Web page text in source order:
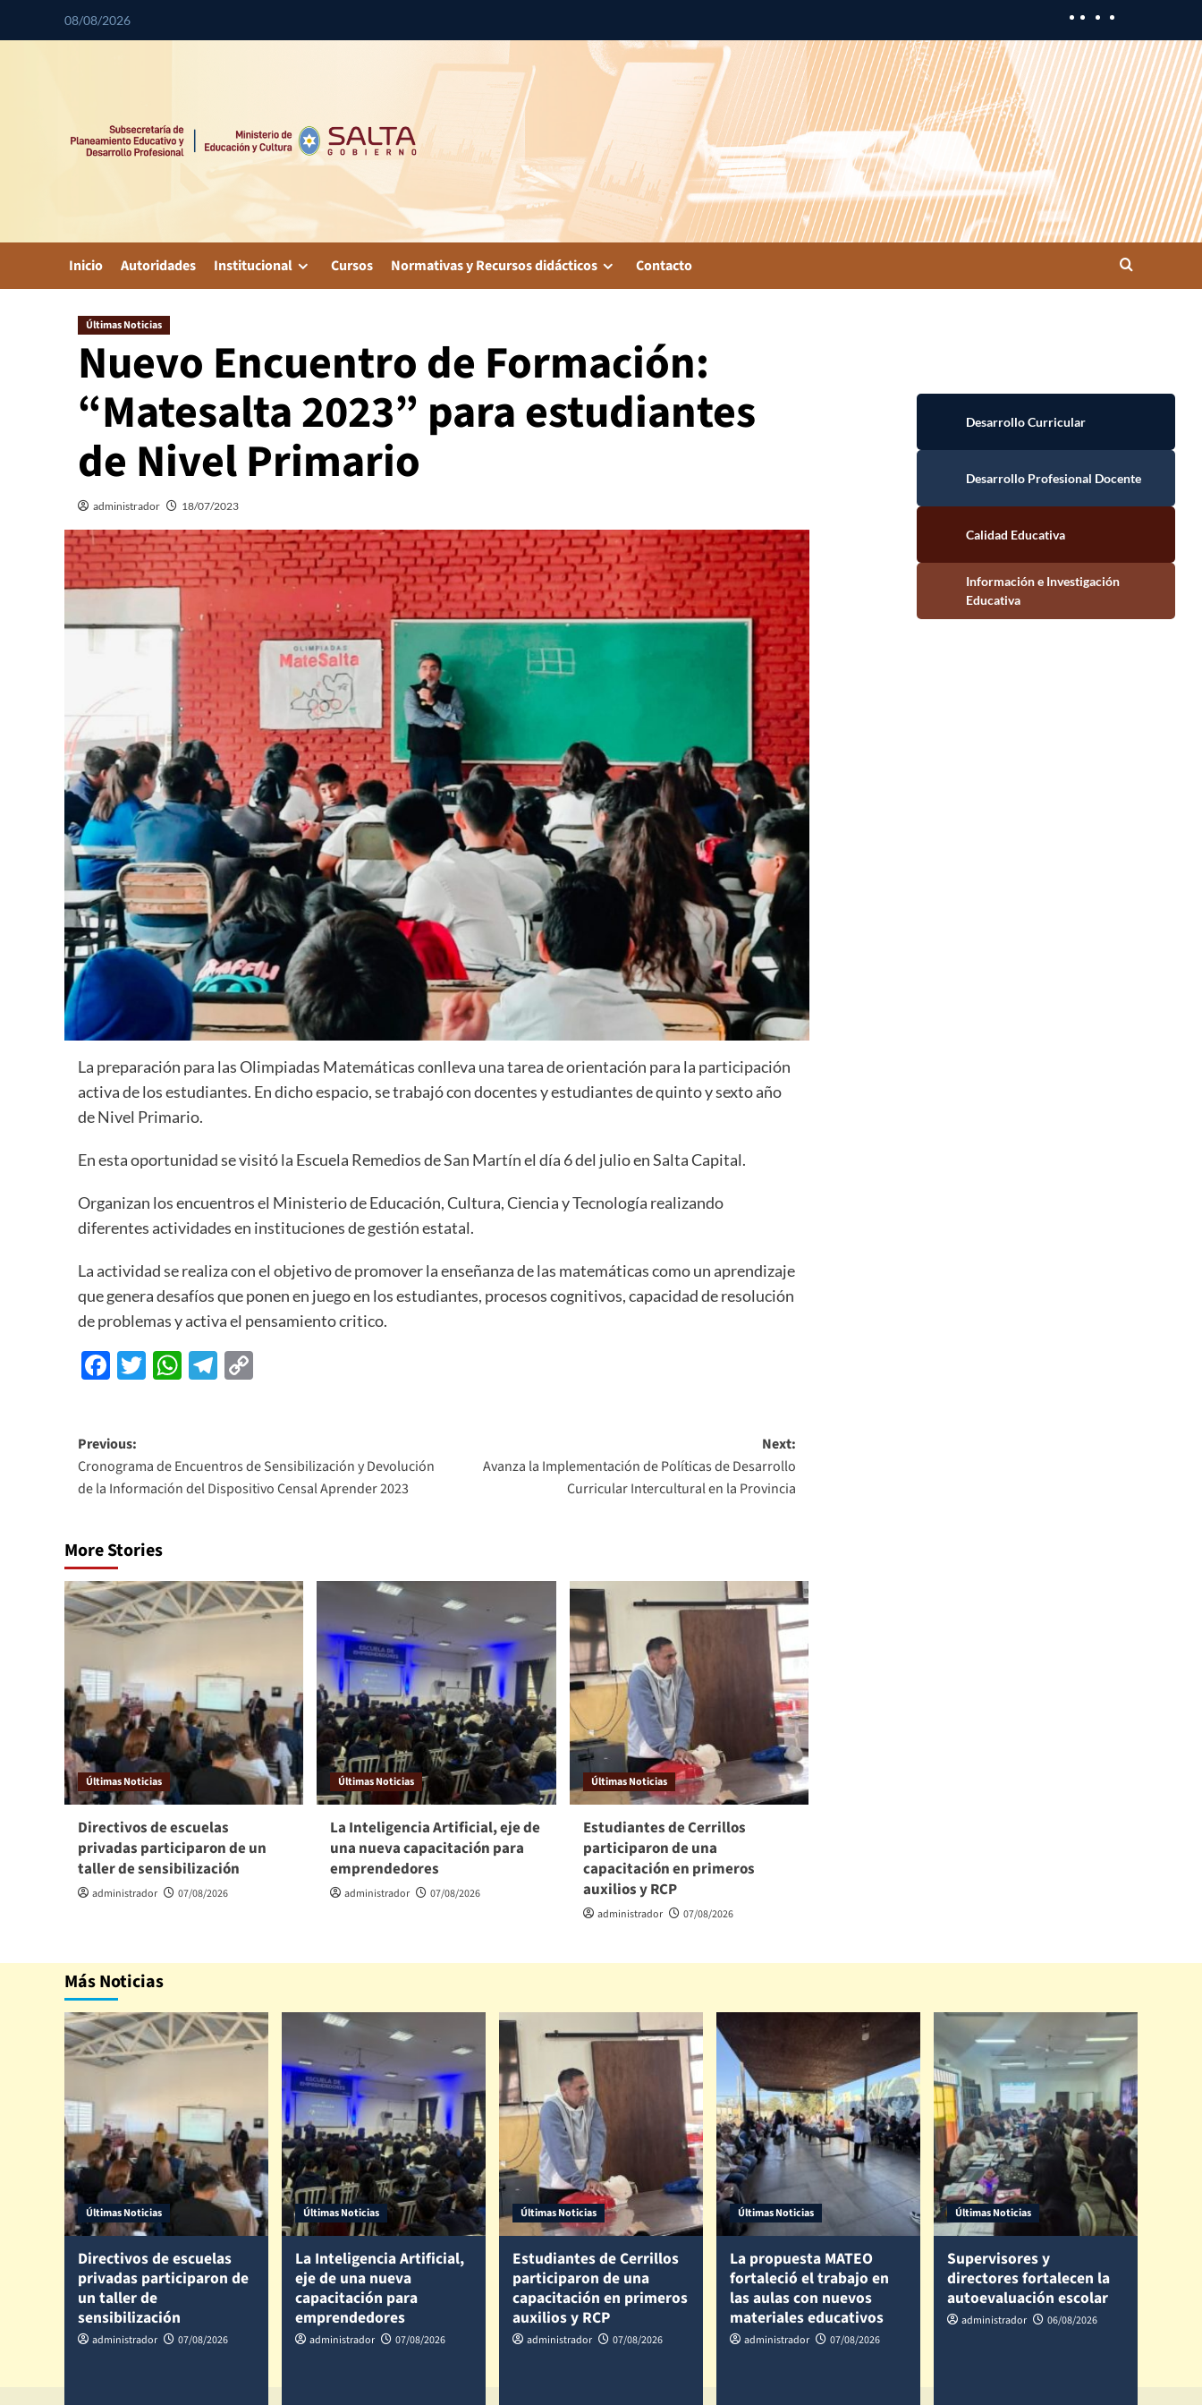
08/08/2026
Inicio Autoridades Institucional Cursos Normativas y Recursos didácticos Contacto
Últimas Noticias
Nuevo Encuentro de Formación:
“Matesalta 2023” para estudiantes
de Nivel Primario
administrador 18/07/2023
La preparación para las Olimpiadas Matemáticas conlleva una tarea de orientación para la participación
activa de los estudiantes. En dicho espacio, se trabajó con docentes y estudiantes de quinto y sexto año
de Nivel Primario.
En esta oportunidad se visitó la Escuela Remedios de San Martín el día 6 del julio en Salta Capital.
Organizan los encuentros el Ministerio de Educación, Cultura, Ciencia y Tecnología realizando
diferentes actividades en instituciones de gestión estatal.
La actividad se realiza con el objetivo de promover la enseñanza de las matemáticas como un aprendizaje
que genera desafíos que ponen en juego en los estudiantes, procesos cognitivos, capacidad de resolución
de problemas y activa el pensamiento critico.
Facebook
Twitter
WhatsApp
Telegram
Previous:
Cronograma de Encuentros de Sensibilización y Devolución
de la Información del Dispositivo Censal Aprender 2023
Next:
Avanza la Implementación de Políticas de Desarrollo
Curricular Intercultural en la Provincia
More Stories
Últimas Noticias
Directivos de escuelas
privadas participaron de un
taller de sensibilización
administrador 07/08/2026
Últimas Noticias
La Inteligencia Artificial, eje de
una nueva capacitación para
emprendedores
administrador 07/08/2026
Últimas Noticias
Estudiantes de Cerrillos
participaron de una
capacitación en primeros
auxilios y RCP
administrador 07/08/2026
Información e Investigación Educativa
Más Noticias
Últimas Noticias
Directivos de escuelas
privadas participaron de
un taller de
sensibilización
administrador 07/08/2026
Últimas Noticias
La Inteligencia Artificial,
eje de una nueva
capacitación para
emprendedores
administrador 07/08/2026
Últimas Noticias
Estudiantes de Cerrillos
participaron de una
capacitación en primeros
auxilios y RCP
administrador 07/08/2026
Últimas Noticias
La propuesta MATEO
fortaleció el trabajo en
las aulas con nuevos
materiales educativos
administrador 07/08/2026
Últimas Noticias
Supervisores y
directores fortalecen la
autoevaluación escolar
administrador 06/08/2026